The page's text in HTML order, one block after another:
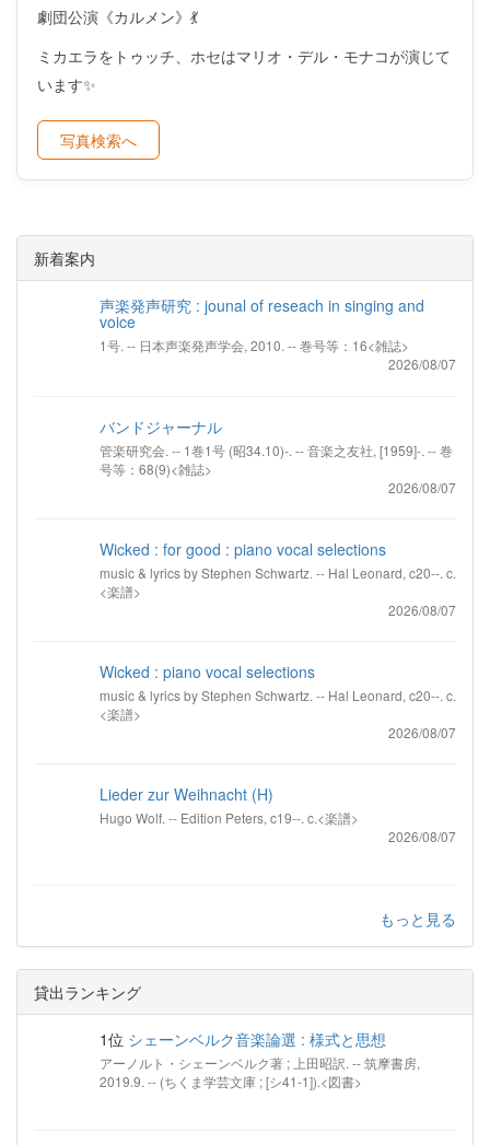
劇団公演《カルメン》💃
ミカエラをトゥッチ、ホセはマリオ・デル・モナコが演じて
います✨
写真検索へ
新着案内
声楽発声研究 : jounal of reseach in singing and
voice
1号. -- 日本声楽発声学会, 2010. -- 巻号等：16<雑誌>
2026/08/07
バンドジャーナル
管楽研究会. -- 1巻1号 (昭34.10)-. -- 音楽之友社, [1959]-. -- 巻
号等：68(9)<雑誌>
2026/08/07
Wicked : for good : piano vocal selections
music & lyrics by Stephen Schwartz. -- Hal Leonard, c20--. c.
<楽譜>
2026/08/07
Wicked : piano vocal selections
music & lyrics by Stephen Schwartz. -- Hal Leonard, c20--. c.
<楽譜>
2026/08/07
Lieder zur Weihnacht (H)
Hugo Wolf. -- Edition Peters, c19--. c.<楽譜>
2026/08/07
もっと見る
貸出ランキング
1位 シェーンベルク音楽論選 : 様式と思想
アーノルト・シェーンベルク著 ; 上田昭訳. -- 筑摩書房,
2019.9. -- (ちくま学芸文庫 ; [シ41-1]).<図書>